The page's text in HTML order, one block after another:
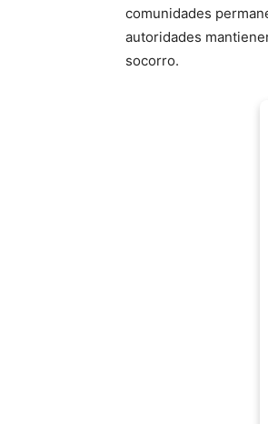
comunidades
autoridades
socorro.